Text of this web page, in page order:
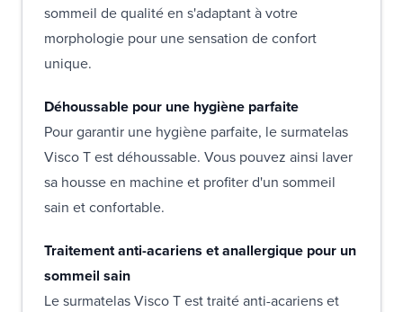
sommeil de qualité en s'adaptant à votre
morphologie pour une sensation de confort
unique.
Déhoussable pour une hygiène parfaite
Pour garantir une hygiène parfaite, le surmatelas
Visco T est déhoussable. Vous pouvez ainsi laver
sa housse en machine et profiter d'un sommeil
sain et confortable.
Traitement anti-acariens et anallergique pour un
sommeil sain
Le surmatelas Visco T est traité anti-acariens et